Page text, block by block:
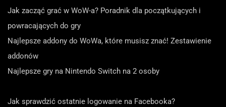
Jak zacząć grać w WoW-a? Poradnik dla początkujących i
powracających do gry
Najlepsze addony do WoWa, które musisz znać! Zestawienie
addonów
Najlepsze gry na Nintendo Switch na 2 osoby
Jak sprawdzić ostatnie logowanie na Facebooka?